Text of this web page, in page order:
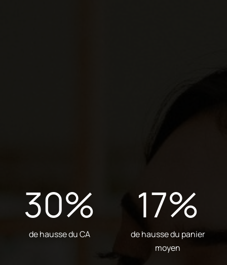
30%
de hausse du CA
17%
de hausse du panier
moyen